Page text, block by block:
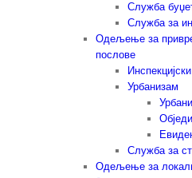
Служба
Служба за
Одељење за
послове
Урбанизам
Служба за
Одељење за